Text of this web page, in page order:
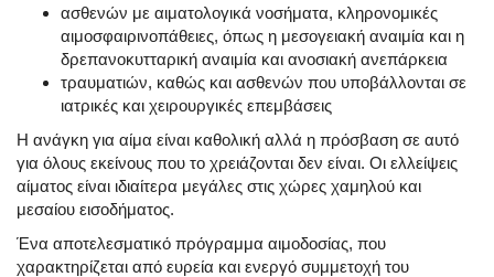
ασθενών με αιματολογικά νοσήματα, κληρονομικές
αιμοσφαιρινοπάθειες, όπως η μεσογειακή αναιμία και η
δρεπανοκυτταρική αναιμία και ανοσιακή ανεπάρκεια
τραυματιών, καθώς και ασθενών που υποβάλλονται σε
ιατρικές και χειρουργικές επεμβάσεις
Η ανάγκη για αίμα είναι καθολική αλλά η πρόσβαση σε αυτό
για όλους εκείνους που το χρειάζονται δεν είναι. Οι ελλείψεις
αίματος είναι ιδιαίτερα μεγάλες στις χώρες χαμηλού και
μεσαίου εισοδήματος.
Ένα αποτελεσματικό πρόγραμμα αιμοδοσίας, που
χαρακτηρίζεται από ευρεία και ενεργό συμμετοχή του